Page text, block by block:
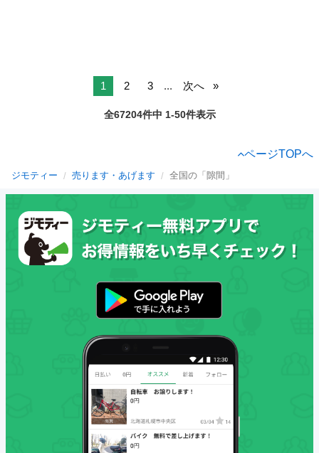
1 2 3 ... 次へ
全67204件中 1-50件表示
ページTOPへ
ジモティー 売ります・あげます 全国の「隙間」